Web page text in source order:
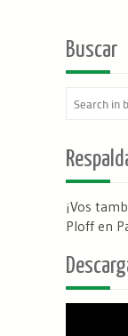
Buscar
¡Vos
Ploff en